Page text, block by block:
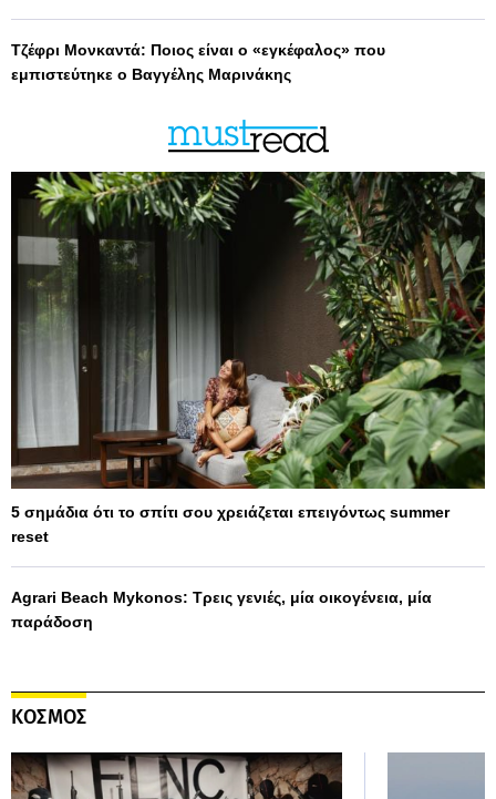
Τζέφρι Μονκαντά: Ποιος είναι ο «εγκέφαλος» που
εμπιστεύτηκε ο Βαγγέλης Μαρινάκης
5 σημάδια ότι το σπίτι σου χρειάζεται επειγόντως summer
reset
Agrari Beach Mykonos: Τρεις γενιές, μία οικογένεια, μία
παράδοση
ΚΟΣΜΟΣ